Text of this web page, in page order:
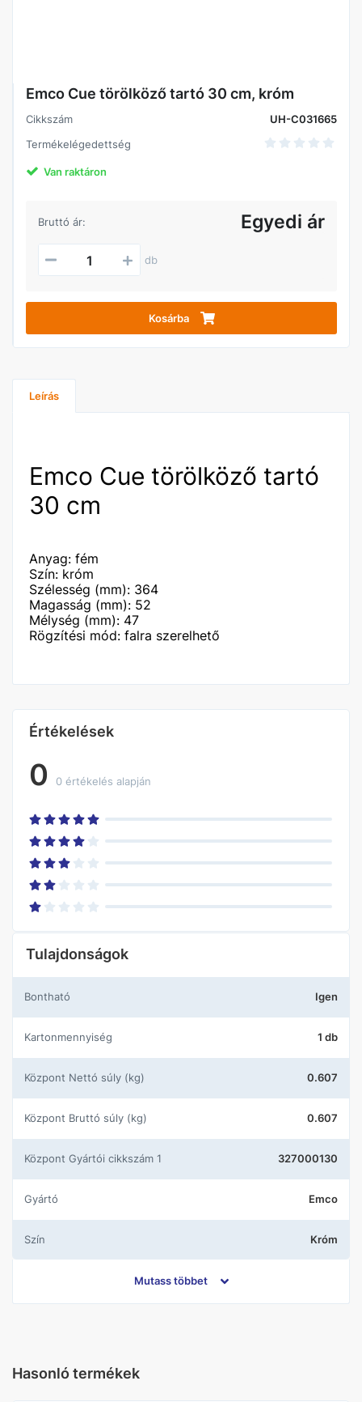
Emco Cue törölköző tartó 30 cm, króm
Cikkszám
UH-C031665
Termékelégedettség
Van raktáron
Bruttó ár: Egyedi ár
db
Kosárba
Leírás
Emco Cue törölköző tartó
30 cm
Anyag: fém
Szín: króm
Szélesség (mm): 364
Magasság (mm): 52
Mélység (mm): 47
Rögzítési mód: falra szerelhető
Értékelések
0 0 értékelés alapján
Tulajdonságok
Bontható Igen
Kartonmennyiség 1 db
központ Nettó súly (kg) 0.607
központ Bruttó súly (kg) 0.607
központ Gyártói cikkszám 1 327000130
Gyártó Emco
Szín Króm
Mutass többet
Hasonló termékek